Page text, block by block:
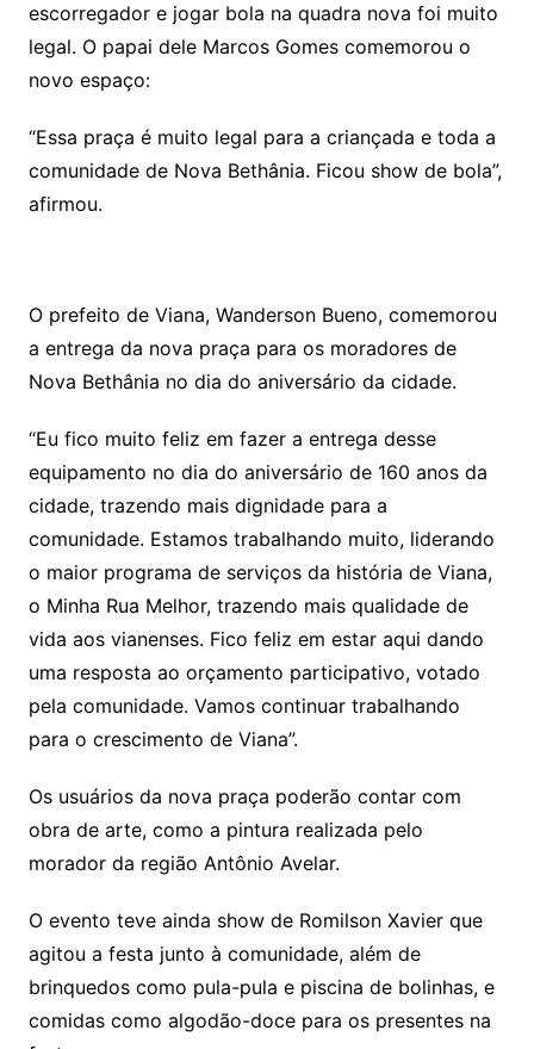
escorregador e jogar bola na quadra nova foi muito
legal. O papai dele Marcos Gomes comemorou o
novo espaço:
“Essa praça é muito legal para a criançada e toda a
comunidade de Nova Bethânia. Ficou show de bola”,
afirmou.
O prefeito de Viana, Wanderson Bueno, comemorou
a entrega da nova praça para os moradores de
Nova Bethânia no dia do aniversário da cidade.
“Eu fico muito feliz em fazer a entrega desse
equipamento no dia do aniversário de 160 anos da
cidade, trazendo mais dignidade para a
comunidade. Estamos trabalhando muito, liderando
o maior programa de serviços da história de Viana,
o Minha Rua Melhor, trazendo mais qualidade de
vida aos vianenses. Fico feliz em estar aqui dando
uma resposta ao orçamento participativo, votado
pela comunidade. Vamos continuar trabalhando
para o crescimento de Viana”.
Os usuários da nova praça poderão contar com
obra de arte, como a pintura realizada pelo
morador da região Antônio Avelar.
O evento teve ainda show de Romilson Xavier que
agitou a festa junto à comunidade, além de
brinquedos como pula-pula e piscina de bolinhas, e
comidas como algodão-doce para os presentes na